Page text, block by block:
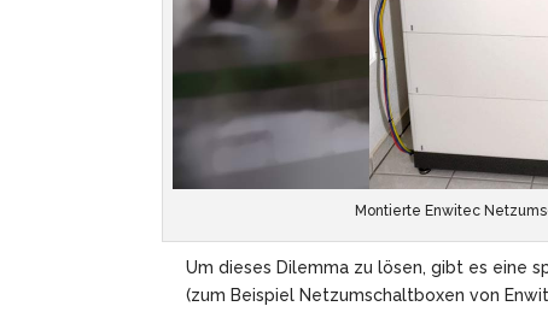
Montierte Enwitec
Um dieses Dilemma zu lösen, gibt es eine
(zum Beispiel Netzumschaltboxen von